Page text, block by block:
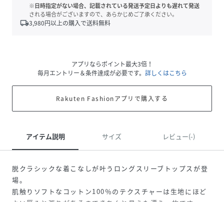
※日時指定がない場合、記載されている発送予定日よりも遅れて発送
される場合がございますので、あらかじめご了承ください。
local_shipping3,980円以上の購入で送料無料
アプリならポイント最大3倍！
毎月エントリー＆条件達成が必要です。 詳しくはこちら
Rakuten Fashionアプリで購入する
アイテム説明 サイズ レビュー(-)
脱クラシックな着こなしが叶うロングスリーブトップスが登
場。
肌触りソフトなコットン100％のテクスチャーは生地にほど